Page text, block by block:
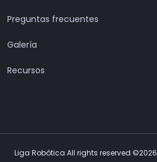
Preguntas frecuentes
Galería
Recursos
Liga Robótica All rights reserved ©2026